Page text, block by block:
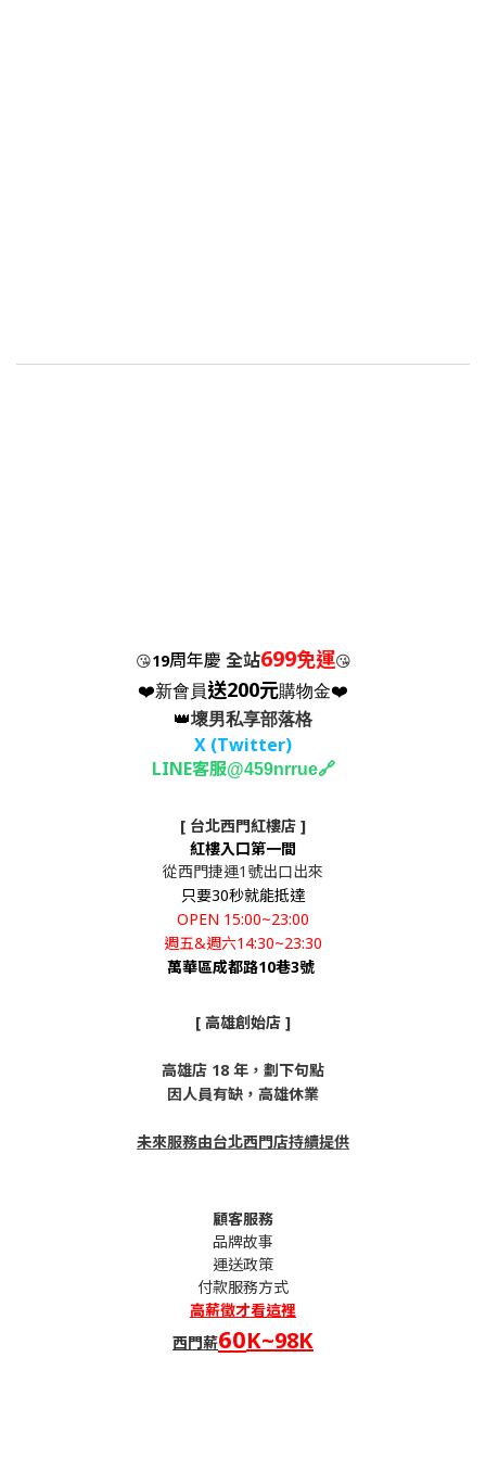
😘19周年慶 全站699免運😘
❤️新會員送200元購物金❤️
👑壞男私享部落格
X (Twitter)
LINE客服@459nrrue🔗
[ 台北西門紅樓店 ]
紅樓入口第一間
從西門捷運1號出口出來
只要30秒就能抵達
OPEN 15:00~23:00
週五&週六14:30~23:30
萬華區成都路10巷3號
[ 高雄創始店 ]
高雄店 18 年，劃下句點
因人員有缺，高雄休業
未來服務由台北西門店持續提供
顧客服務
品牌故事
運送政策
付款服務方式
高薪徵才看這裡
西門薪60K~98K